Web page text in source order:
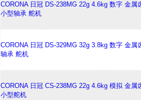
CORONA 日冠 DS-238MG 22g 4.6kg 数字 金属
小型轴承 舵机
CORONA 日冠 DS-329MG 32g 3.8kg 数字 金属
轴承 舵机
CORONA 日冠 CS-238MG 22g 4.6kg 模拟 金属
小型舵机